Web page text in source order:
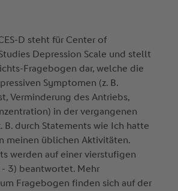
D steht für Center of
Depression Scale und stellt
Fragebogen dar, welche die
Symptomen (z. B.
Verminderung des Antriebs,
in der vergangenen
B. durch Statements wie Ich hatte
meinen üblichen Aktivitäten.
werden auf einer vierstufigen
3) beantwortet. Mehr
Fragebogen finden sich auf der